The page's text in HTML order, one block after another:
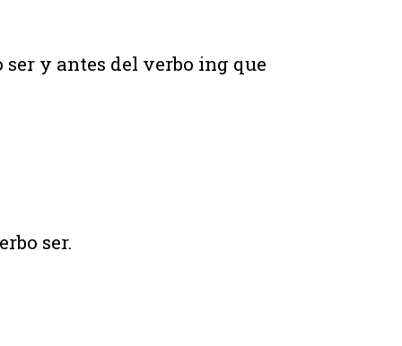
y antes del verbo ing que
ser.